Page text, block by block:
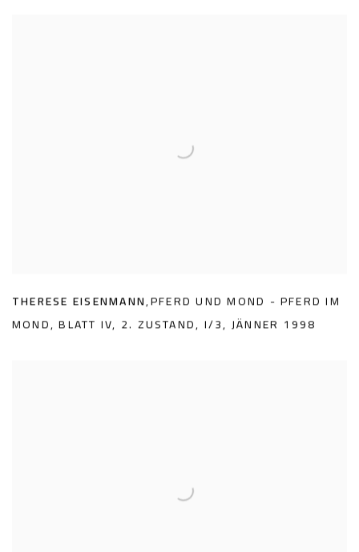
THERESE EISENMANN,PFERD UND MOND - PFERD IM
MOND,BLATT IV, 2. ZUSTAND, I/3, JÄNNER 1998